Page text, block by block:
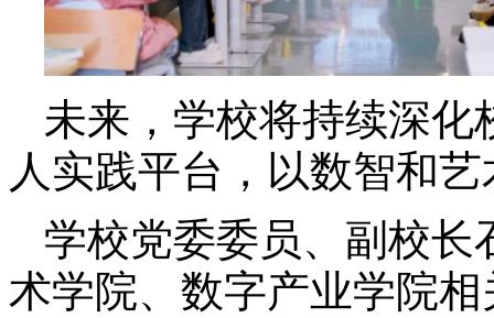
未来，学校将持续深
人实践平台，以数智和
学校党委委员、副校长
术学院、数字产业学院